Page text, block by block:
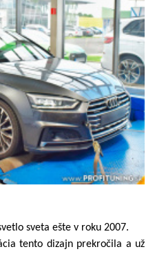
sveta ešte v roku 2007.
tento dizajn prekročila a už